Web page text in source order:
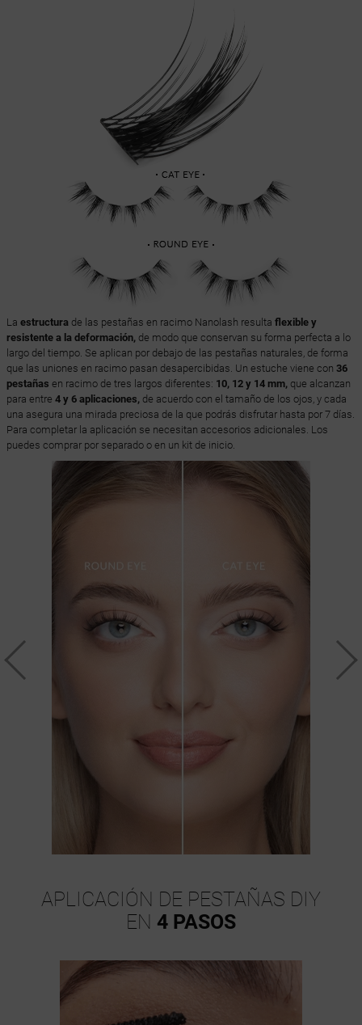
La estructurade las pestañas en racimo Nanolash resulta flexible y
resistente a la deformación,de modo que conservan su forma perfecta a lo
largo del tiempo. Se aplican por debajo de las pestañas naturales, de forma
que las uniones en racimo pasan desapercibidas. Un estuche viene con 36
pestañas en racimo de tres largos diferentes: 10, 12 y 14 mm,que alcanzan
para entre 4 y 6 aplicaciones,de acuerdo con el tamaño de los ojos, y cada
una asegura una mirada preciosa de la que podrás disfrutar hasta por 7 días.
Para completar la aplicación se necesitan accesorios adicionales. Los
puedes comprar por separado o en un kit de inicio.
APLICACIÓN DE PESTAÑAS DIY
EN 4 PASOS